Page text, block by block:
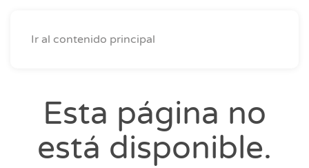
Ir al contenido principal
Esta página no
está disponible.